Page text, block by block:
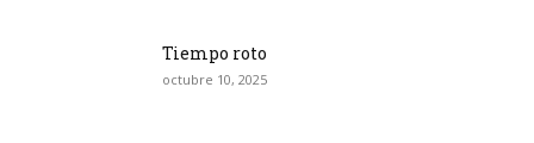
Tiempo roto
octubre 10, 2025